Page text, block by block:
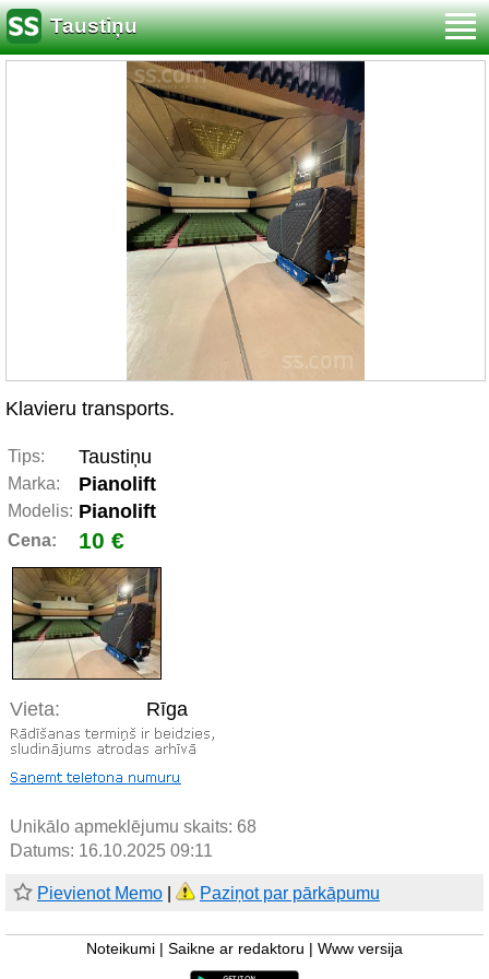
Taustiņu
Klavieru transports.
Tips: Taustiņu
Marka: Pianolift
Modelis: Pianolift
Cena: 10 €
Vieta: Rīga
Unikālo apmeklējumu skaits: 68
Datums: 16.10.2025 09:11
Pievienot Memo Paziņot par pārkāpumu
Noteikumi Saikne ar redaktoru Www versija